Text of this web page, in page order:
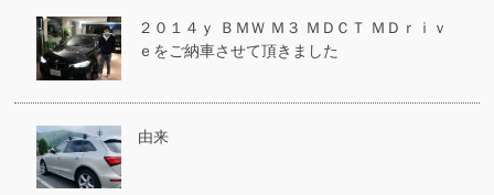
２０１４ｙ ＢＭＷ Ｍ３ ＭＤＣＴ ＭＤｒｉｖ
ｅをご納車させて頂きました
由来